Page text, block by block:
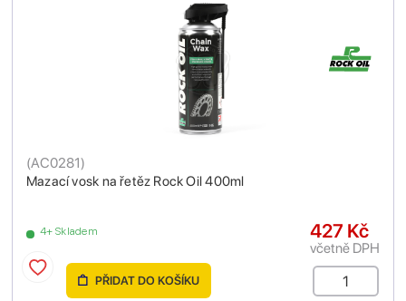
Mazací vosk na řetěz Rock Oil 400ml
(AC0281)
4+ Skladem 427 Kč
včetně DPH
PŘIDAT DO KOŠÍKU